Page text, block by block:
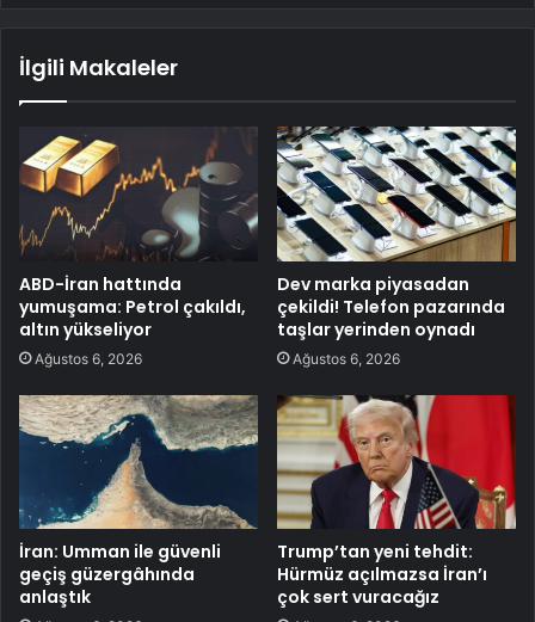
İlgili Makaleler
ABD-İran hattında
yumuşama: Petrol çakıldı,
altın yükseliyor
Ağustos 6, 2026
Dev marka piyasadan
çekildi! Telefon pazarında
taşlar yerinden oynadı
Ağustos 6, 2026
İran: Umman ile güvenli
geçiş güzergâhında
anlaştık
Trump’tan yeni tehdit:
Hürmüz açılmazsa İran’ı
çok sert vuracağız